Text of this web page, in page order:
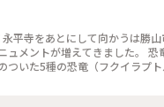
プされてな
井県 #博物館 #恐竜
恐竜博物館新館ホールには、1989年から始まっ
ついた5種の恐竜（フクイラプ
タン）と鳥類（スカイプテリク